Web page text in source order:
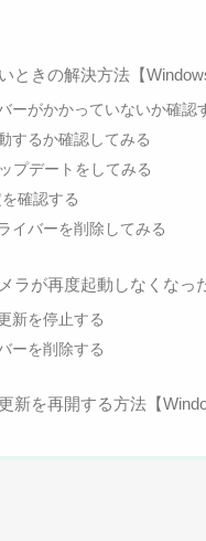
ときの解決方法【
ーがかかっていないか確認
するか確認してみる
プデートをしてみる
確認する
イバーを削除してみる
ラが再度起動しなくなっ
新を停止する
ーを削除する
新を再開する方法【